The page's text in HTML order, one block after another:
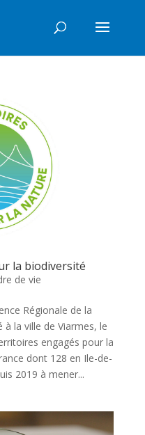
la biodiversité
de vie
Régionale de la
la ville de Viarmes, le
engagés pour la
dont 128 en Ile-de-
2019 à mener...